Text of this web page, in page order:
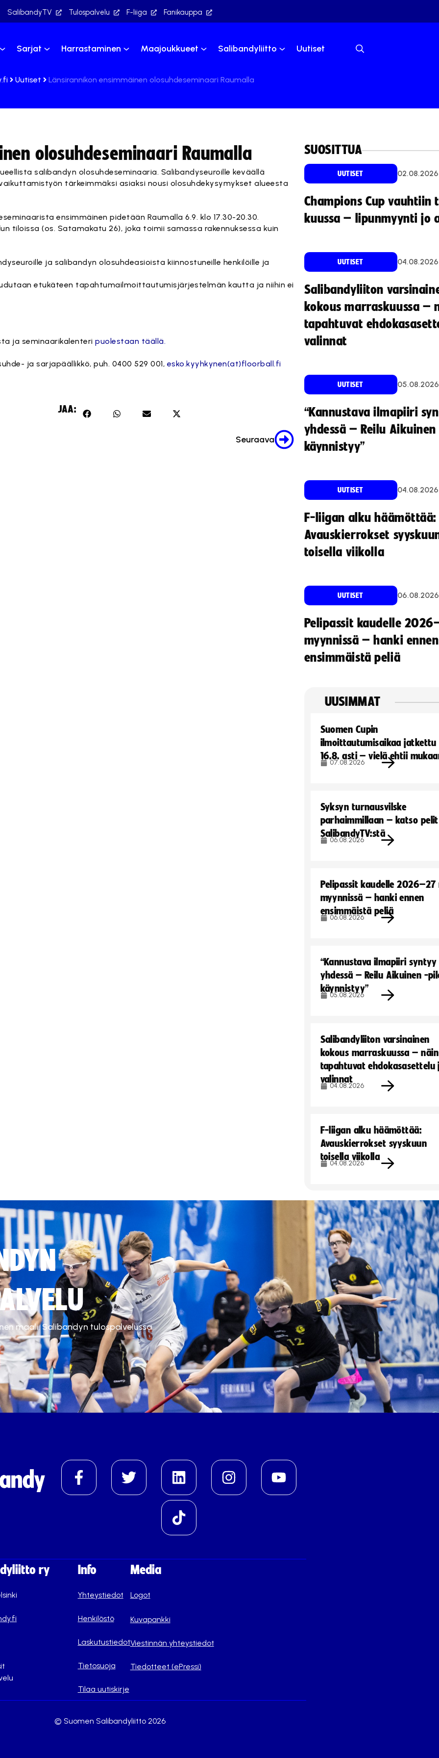
SalibandyTV Tulospalvelu F-liiga Fanikauppa
Sarjat Harrastaminen Maajoukkueet Salibandyliitto Uutiset
Uutiset Länsirannikon ensimmäinen olosuhdeseminaari Raumalla
olosuhdeseminaari Raumalla
salibandyn olosuhdeseminaaria. Salibandyseuroille keväällä
tärkeimmäksi asiaksi nousi olosuhdekysymykset alueesta
ensimmäinen pidetään Raumalla 6.9. klo 17.30-20.30.
tiloissa (os. Satamakatu 26), joka toimii samassa rakennuksessa kuin
ja salibandyn olosuhdeasioista kiinnostuneille henkilöille ja
etukäteen tapahtumailmoittautumisjärjestelmän kautta ja niihin ei
ja seminaarikalenteripuolestaan täällä.
ja sarjapäällikkö, puh. 0400 529 001, esko.kyyhkynen(at)floorball.fi
JAA:
Seuraava
SUOSITTUA
UUTISET 02.08.2026
Champions Cup vauhtiin
kuussa – lipunmyynti jo
UUTISET 04.08.2026
Salibandyliiton
kokous marraskuussa –
tapahtuvat
valinnat
UUTISET 05.08.2026
“Kannustava ilmapiiri
yhdessä – Reilu
käynnistyy”
UUTISET 04.08.2026
F-liigan alku häämöttää:
Avauskierrokset
toisella viikolla
UUTISET 06.08.2026
Pelipassit kaudelle
myynnissä – hanki ennen
ensimmäistä peliä
UUSIMMAT
Suomen Cupin
ilmoittautumisaikaa jatkettu
16.8. asti – vielä ehtii
07.08.2026
Syksyn turnausvilske
parhaimmillaan – katso pelit
SalibandyTV:stä
06.08.2026
Pelipassit kaudelle
myynnissä – hanki ennen
ensimmäistä peliä
06.08.2026
“Kannustava ilmapiiri syntyy
yhdessä – Reilu Aikuinen -
käynnistyy”
05.08.2026
Salibandyliiton varsinainen
kokous marraskuussa – näin
tapahtuvat ehdokasasettelu
valinnat
04.08.2026
F-liigan alku häämöttää:
Avauskierrokset syyskuun
toisella viikolla
04.08.2026
maali. Salibandyn tulospalvelussa.
ry Info
Yhteystiedot
Henkilöstö
Laskutustiedot
Tietosuoja
Tilaa uutiskirje
Media
Logot
Kuvapankki
Viestinnän yhteystiedot
Tiedotteet (ePressi)
© Suomen Salibandyliitto 2026